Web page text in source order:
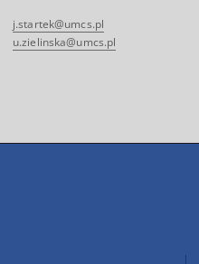
j.startek@umcs.pl
u.zielinska@umcs.pl